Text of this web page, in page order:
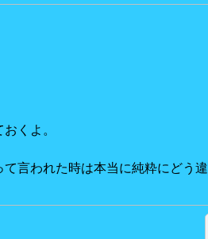
くよ。
言われた時は本当に純粋にどう